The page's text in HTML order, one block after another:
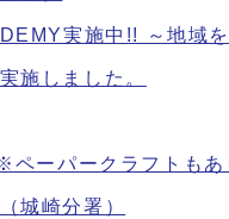
実施中!! ～地域を
施しました。
ーパークラフトもあ
城崎分署）